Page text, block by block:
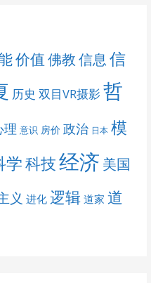
价值佛教信息信
历史 双目VR摄影 哲
理 意识 房价 政治 日本 模
学科技经济 美国
义 进化 逻辑 道家 道